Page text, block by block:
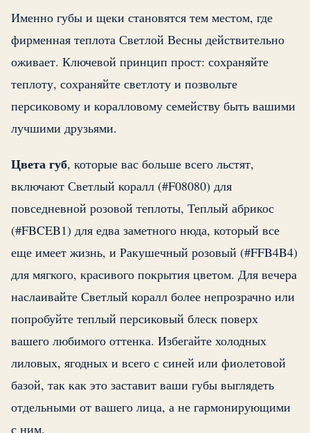
Именно губы и щеки становятся тем местом, где
фирменная теплота Светлой Весны действительно
оживает. Ключевой принцип прост: сохраняйте
теплоту, сохраняйте светлоту и позвольте
персиковому и коралловому семейству быть вашими
лучшими друзьями.
Цвета губ, которые вас больше всего льстят,
включают Светлый коралл (#F08080) для
повседневной розовой теплоты, Теплый абрикос
(#FBCEB1) для едва заметного нюда, который все
еще имеет жизнь, и Ракушечный розовый (#FFB4B4)
для мягкого, красивого покрытия цветом. Для вечера
наслаивайте Светлый коралл более непрозрачно или
попробуйте теплый персиковый блеск поверх
вашего любимого оттенка. Избегайте холодных
лиловых, ягодных и всего с синей или фиолетовой
базой, так как это заставит ваши губы выглядеть
отдельными от вашего лица, а не гармонирующими
с ним.